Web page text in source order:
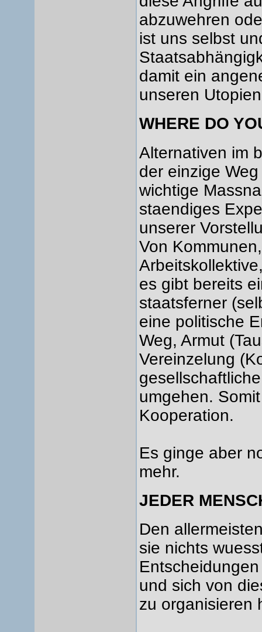
abzuwehren
ist uns selbst
damit ein
unseren
WHERE DO
Alternativen im
der einzige
wichtige
staendiges
unserer
Von
es gibt bereits
staatsferner
eine politische
Weg, Armut
Vereinzelung
umgehen.
Kooperation.
Es ginge aber
mehr.
JEDER
Den
sie nichts
und sich von
zu organisieren